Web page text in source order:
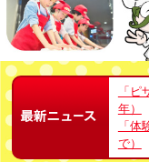
「
年）
「
で）